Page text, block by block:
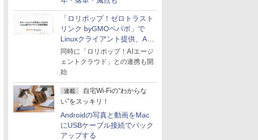
「ロリポップ！ゼロトラスト
リンク byGMOペパボ」で
Linuxクライアント提供、AI
エージェントの接続が容易に
同時に「ロリポップ！AIエージ
ェントクラウド」との連携も開
始
連載
自宅Wi-Fiの“わからな
い”をスッキリ！
Androidの写真と動画をMac
にUSBケーブル接続でバック
アップする